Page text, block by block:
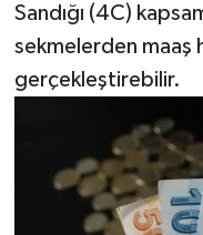
Sandığı (4C)
sekmelerden maaş
gerçekleştirebilir.